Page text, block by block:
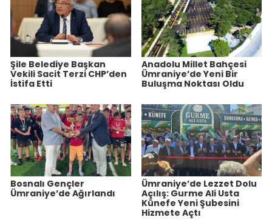
Şile Belediye Başkan
Vekili Sacit Terzi CHP’den
İstifa Etti
Anadolu Millet Bahçesi
Ümraniye’de Yeni Bir
Buluşma Noktası Oldu
Bosnalı Gençler
Ümraniye’de Ağırlandı
Ümraniye’de Lezzet Dolu
Açılış: Gurme Ali Usta
Künefe Yeni Şubesini
Hizmete Açtı